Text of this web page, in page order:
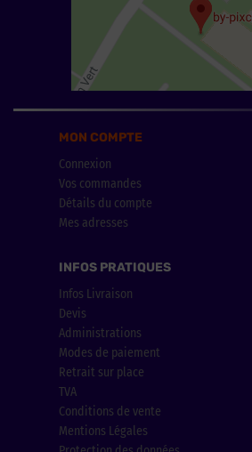
MON COMPTE
Connexion
Vos commandes
Détails du compte
Mes adresses
INFOS PRATIQUES
Infos Livraison
Devis
Administrations
Modes de paiement
Retrait sur place
TVA
Conditions de vente
Mentions Légales